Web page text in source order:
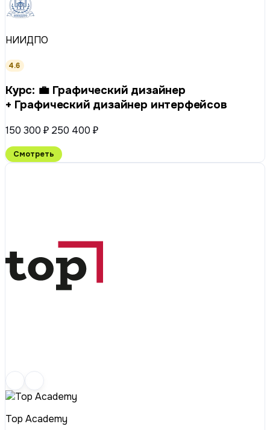
НИИДПО
4.6
Курс: 💼 Графический дизайнер
+ Графический дизайнер интерфейсов
150 300 ₽ 250 400 ₽
Смотреть
Top Academy